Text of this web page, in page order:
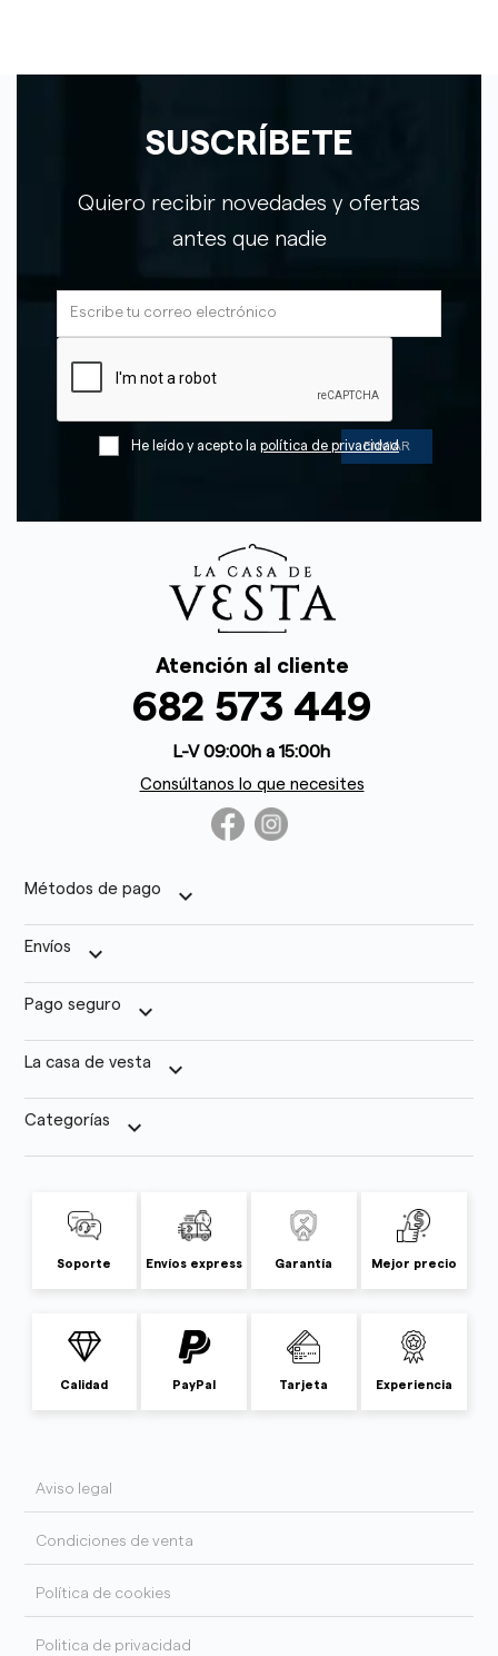
SUSCRÍBETE
Quiero recibir novedades y ofertas
antes que nadie
He leído y acepto la política de privacidad
Atención al cliente
682 573 449
L-V 09:00h a 15:00h
Consúltanos lo que necesites
Métodos de pago keyboard_arrow_down
Envíos keyboard_arrow_down
Pago seguro keyboard_arrow_down
La casa de vesta keyboard_arrow_down
Categorías keyboard_arrow_down
Soporte Envíos express Garantía Mejor precio
Calidad PayPal Tarjeta Experiencia
Aviso legal
Condiciones de venta
Política de cookies
Politica de privacidad